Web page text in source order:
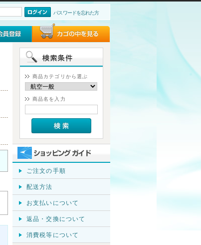
パスワードを忘れた方
商品カテゴリから選ぶ
商品名を入力
ご注文の手順
配送方法
お支払いについて
返品・交換について
消費税等について